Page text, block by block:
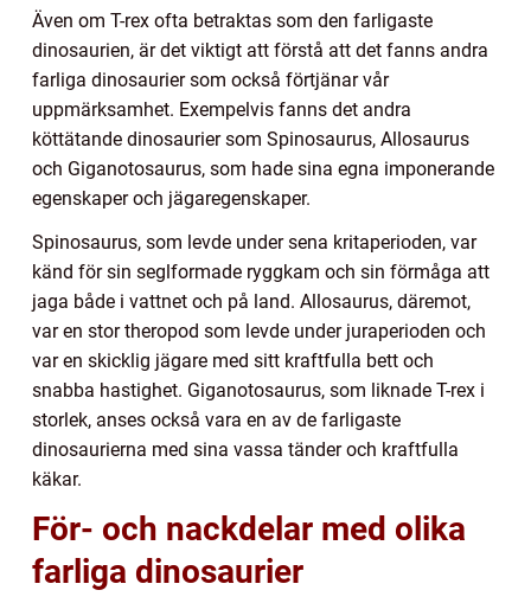
Även om T-rex ofta betraktas som den farligaste
dinosaurien, är det viktigt att förstå att det fanns andra
farliga dinosaurier som också förtjänar vår
uppmärksamhet. Exempelvis fanns det andra
köttätande dinosaurier som Spinosaurus, Allosaurus
och Giganotosaurus, som hade sina egna imponerande
egenskaper och jägaregenskaper.
Spinosaurus, som levde under sena kritaperioden, var
känd för sin seglformade ryggkam och sin förmåga att
jaga både i vattnet och på land. Allosaurus, däremot,
var en stor theropod som levde under juraperioden och
var en skicklig jägare med sitt kraftfulla bett och
snabba hastighet. Giganotosaurus, som liknade T-rex i
storlek, anses också vara en av de farligaste
dinosaurierna med sina vassa tänder och kraftfulla
käkar.
För- och nackdelar med olika
farliga dinosaurier